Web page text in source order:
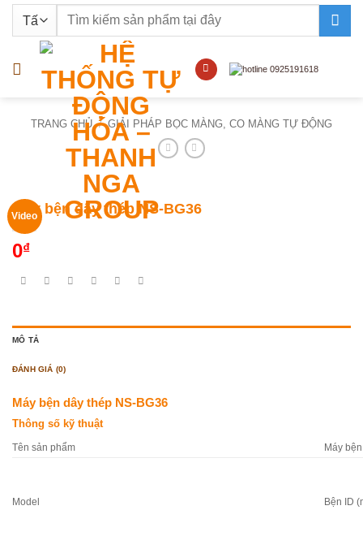
nội
Tìm
TRANG CHỦ / GIẢI PHÁP BỌC MÀNG, CO MÀNG TỰ ĐỘNG
Video
Máy bện dây thép NS-BG36
0₫
MÔ TẢ
ĐÁNH GIÁ (0)
Máy bện dây thép NS-BG36
Thông số kỹ thuật
Tên sản phẩm Máy
Model Bện ID